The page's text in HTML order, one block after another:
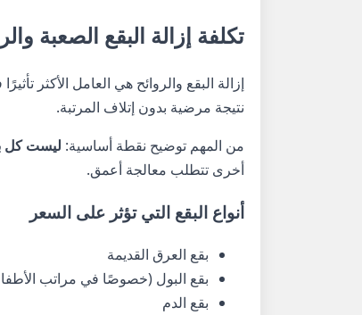
تكلفة إزالة البقع الصعبة
إزالة البقع والروائح هي العامل الأكثر
نتيجة مرضية بدون إتلاف المرتبة.
من المهم توضيح نقطة أساسية: ليست كل
أخرى تتطلب معالجة أعمق.
أنواع البقع التي تؤثر على السعر
بقع العرق القديمة
بقع البول (خصوصًا في مراتب
بقع الدم